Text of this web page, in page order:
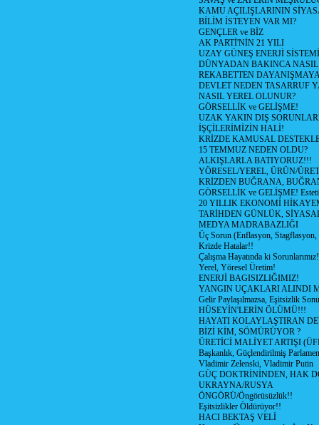
KAMU AÇILIŞLARININ
BİLİM İSTEYEN VAR MI?
GENÇLER ve BİZ
AK PARTİ'NİN 21 YILI
UZAY GÜNEŞ ENERJİ SİSTEMİ
DÜNYADAN BAKINCA
REKABETTEN
DEVLET NEDEN TASARRUF
NASIL YEREL OLUNUR?
GÖRSELLİK ve GELİŞME!
UZAK YAKIN DIŞ
İŞÇİLERİMİZİN HALİ!
KRİZDE KAMUSAL
15 TEMMUZ NEDEN OLDU?
ALKIŞLARLA BATIYORUZ!!!
YÖRESEL/YEREL, ÜRÜN/
KRİZDEN BUĞRANA,
GÖRSELLİK ve GELİŞME!
20 YILLIK EKONOMİ
TARİHDEN GÜNLÜK,
MEDYA MADRABAZLIĞI
Üç Sorun (Enflasyon, Stagflasyon,
Krizde Hatalar!!
Çalışma Hayatında ki
Yerel, Yöresel Üretim!
ENERJİ BAGISIZLIĞIMIZ!
YANGIN UÇAKLARI ALINDI
Gelir Paylaşılmazsa, Eşitsizlik
HÜSEYİN'LERİN ÖLÜMÜ!!!
HAYATI KOLAYLAŞTIRAN
BİZİ KİM, SÖMÜRÜYOR ?
ÜRETİCİ MALİYET ARTIŞI
Başkanlık, Güçlendirilmiş
Vladimir Zelenski, Vladimir Putin
GÜÇ DOKTRİNİNDEN, HAK
UKRAYNA/RUSYA
ÖNGÖRÜ/Öngörüsüzlük!!
Eşitsizlikler Öldürüyor!!
HACI BEKTAŞ VELİ